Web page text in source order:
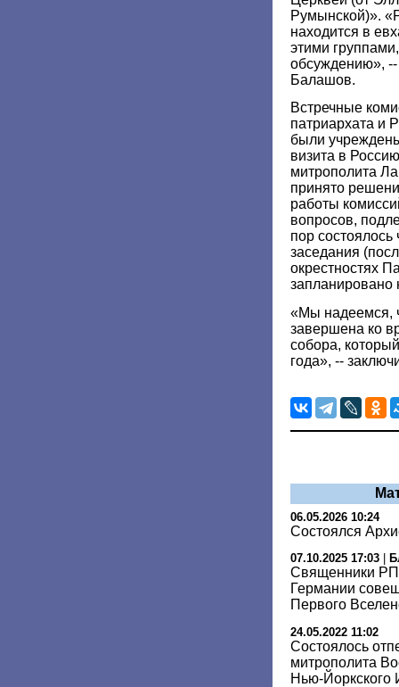
Румынской)».
находится в
этими
обсуждению»,
Балашов.
Встречные
патриархата и
были
визита в
митрополита
принято
работы
вопросов,
пор
заседания
окрестностях
запланировано
«Мы надеемся,
завершена ко
собора,
года», --
06.05.2026 10:24
Состоялся
07.10.2025 17:03
Священники
Германии
Первого
24.05.2022 11:02
Состоялось
митрополита
Нью-Йоркского